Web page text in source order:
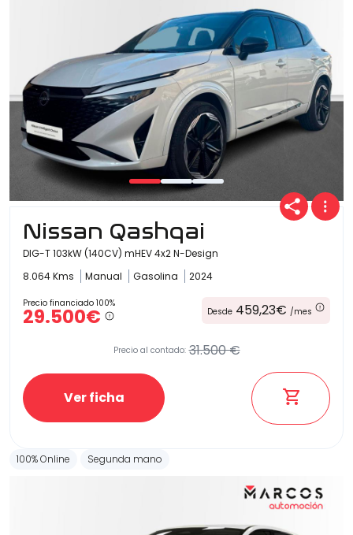
Nissan Qashqai
DIG-T 103kW (140CV) mHEV 4x2 N-Design
8.064 Kms
Manual Gasolina 2024
Precio financiado 100%
29.500€ Desde 459,23€ /mes
Precio al contado: 31.500 €
Ver ficha
100% Online Segunda mano